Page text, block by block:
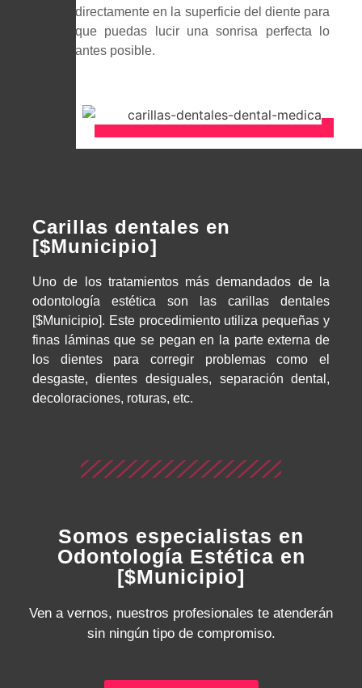
directamente en la superficie del diente para
que puedas lucir una sonrisa perfecta lo
antes posible.
Carillas dentales en
[$Municipio]
Uno de los tratamientos más demandados de la
odontología estética son las carillas dentales
[$Municipio]. Este procedimiento utiliza pequeñas y
finas láminas que se pegan en la parte externa de
los dientes para corregir problemas como el
desgaste, dientes desiguales, separación dental,
decoloraciones, roturas, etc.
Somos especialistas en
Odontología Estética en
[$Municipio]
Ven a vernos, nuestros profesionales te atenderán
sin ningún tipo de compromiso.